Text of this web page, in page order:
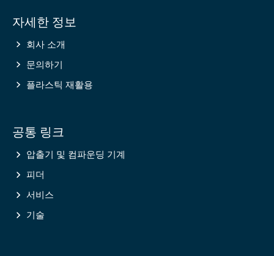
information
자세한 정보
회사 소개
문의하기
플라스틱 재활용
공통 링크
압출기 및 컴파운딩 기계
피더
서비스
기술